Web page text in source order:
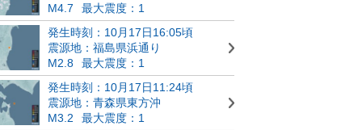
M4.7
最大震度：1
発生時刻：10月17日16:05頃
震源地：福島県浜通り
M2.8
最大震度：1
発生時刻：10月17日11:24頃
震源地：青森県東方沖
M3.2
最大震度：1